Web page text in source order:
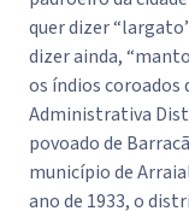
quer dizer
dizer ainda,
os índios coroados
Administrativa
povoado de
município de
ano de 1933, o